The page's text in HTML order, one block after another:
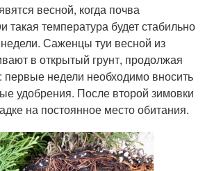
весной, когда почва
и такая температура будет стабильно
Саженцы туи весной из
в открытый грунт, продолжая
первые недели необходимо вносить
удобрения. После второй зимовки
на постоянное место обитания.